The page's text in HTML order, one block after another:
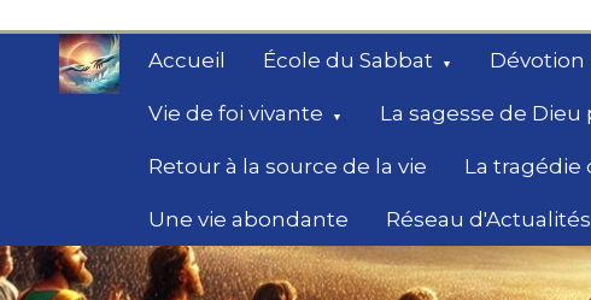
contenu
Accueil École du Sabbat Dévotion
Vie de foi vivante La sagesse de
Retour à la source de la vie La tragédie
Une vie abondante Réseau
Des éclairages bibliques pour ceux qui